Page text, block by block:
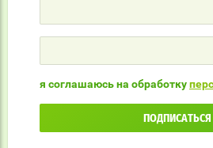
я соглашаюсь на обработку
ПОДПИСАТЬСЯ